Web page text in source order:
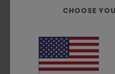
Original anzeigen - Français
Komfort: 5/5 Preis-
Perfekte GrößeMaterial: 5/5
Ich empfehle dieses Produkt
CHOOSE